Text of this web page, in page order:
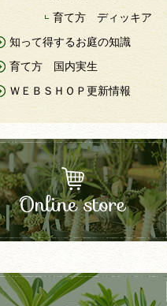
育て方 ディッキア
知って得するお庭の知識
育て方 国内実生
ＷＥＢＳＨＯＰ更新情報